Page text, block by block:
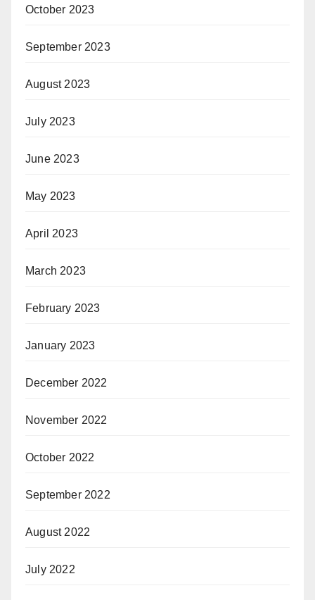
October 2023
September 2023
August 2023
July 2023
June 2023
May 2023
April 2023
March 2023
February 2023
January 2023
December 2022
November 2022
October 2022
September 2022
August 2022
July 2022